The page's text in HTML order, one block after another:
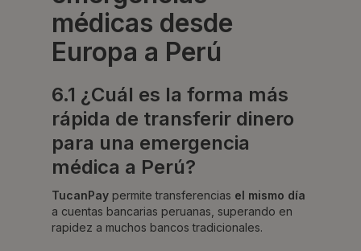
médicas desde
Europa a Perú
6.1 ¿Cuál es la forma más
rápida de transferir dinero
para una emergencia
médica a Perú?
TucanPay permite transferencias el mismo día
a cuentas bancarias peruanas, superando en
rapidez a muchos bancos tradicionales.